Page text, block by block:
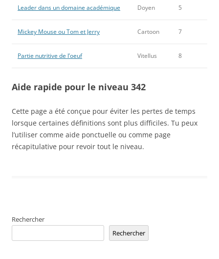
Leader dans un domaine académique Doyen 5
Mickey Mouse ou Tom et Jerry Cartoon 7
Partie nutritive de l’oeuf Vitellus 8
Aide rapide pour le niveau 342
Cette page a été conçue pour éviter les pertes de temps
lorsque certaines définitions sont plus difficiles. Tu peux
l’utiliser comme aide ponctuelle ou comme page
récapitulative pour revoir tout le niveau.
Rechercher
Rechercher